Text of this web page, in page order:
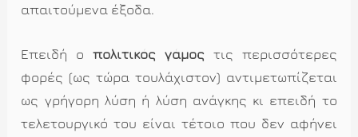
απαιτούμενα έξοδα.
Επειδή οπολιτικός γάμοςτις περισσότερες
φορές (ως τώρα τουλάχιστον) αντιμετωπίζεται
ως γρήγορη λύση ή λύση ανάγκης κι επειδή το
τελετουργικό του είναι τέτοιο που δεν αφήνει